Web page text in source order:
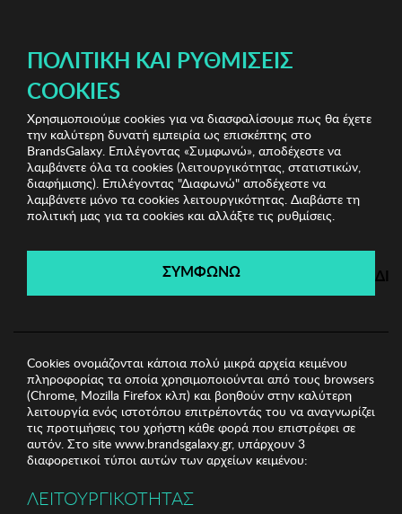
Winona Sunglasses Ανδρικά Γυαλιά Ηλίου
Ανδρικά
Γυαλιά Ηλίου Winona
Winona Sunglasses
Λήγει σε: 00ημέρες | 00ώρες 00λεπτά 00δευτ.
ΠΟΛΙΤΙΚΉ ΚΑΙ ΡΥΘΜΊΣΕΙΣ
COOKIES
Χρησιμοποιούμε cookies για να διασφαλίσουμε πως θα έχετε
την καλύτερη δυνατή εμπειρία ως επισκέπτης στο
BrandsGalaxy. Επιλέγοντας «Συμφωνώ», αποδέχεστε να
λαμβάνετε όλα τα cookies (λειτουργικότητας, στατιστικών,
διαφήμισης). Επιλέγοντας "Διαφωνώ" αποδέχεστε να
λαμβάνετε μόνο τα cookies λειτουργικότητας. Διαβάστε τη
πολιτική μας για τα cookies και αλλάξτε τις ρυθμίσεις.
ΣΥΜΦΩΝΩ
Cookies ονομάζονται κάποια πολύ μικρά αρχεία κειμένου
πληροφορίας τα οποία χρησιμοποιούνται από τους browsers
(Chrome, Mozilla Firefox κλπ) και βοηθούν στην καλύτερη
λειτουργία ενός ιστοτόπου επιτρέποντάς του να αναγνωρίζει
τις προτιμήσεις του χρήστη κάθε φορά που επιστρέφει σε
αυτόν. Στο site www.brandsgalaxy.gr, υπάρχουν 3
διαφορετικοί τύποι αυτών των αρχείων κειμένου:
ΛΕΙΤΟΥΡΓΙΚΟΤΗΤΑΣ